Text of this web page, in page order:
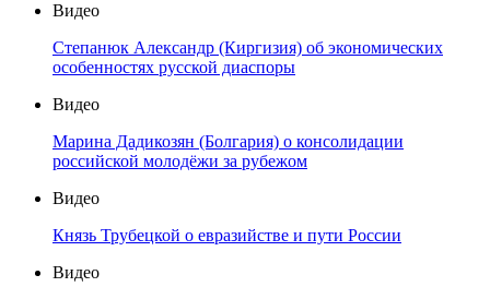
Видео
Степанюк Александр (Киргизия) об экономических
особенностях русской диаспоры
Видео
Марина Дадикозян (Болгария) о консолидации
российской молодёжи за рубежом
Видео
Князь Трубецкой о евразийстве и пути России
Видео